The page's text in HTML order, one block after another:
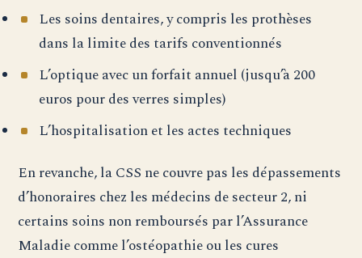
Les soins dentaires, y compris les prothèses
dans la limite des tarifs conventionnés
L’optique avec un forfait annuel (jusqu’à 200
euros pour des verres simples)
L’hospitalisation et les actes techniques
En revanche, la CSS ne couvre pas les dépassements
d’honoraires chez les médecins de secteur 2, ni
certains soins non remboursés par l’Assurance
Maladie comme l’ostéopathie ou les cures